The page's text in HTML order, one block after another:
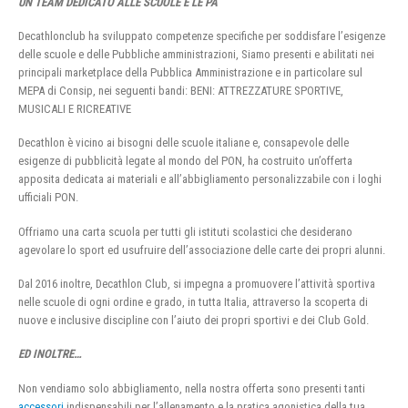
Decathlonclub ha sviluppato competenze specifiche per soddisfare l’esigenze
delle scuole e delle Pubbliche amministrazioni, Siamo presenti e abilitati nei
principali marketplace della Pubblica Amministrazione e in particolare sul
MEPA di Consip, nei seguenti bandi: BENI: ATTREZZATURE SPORTIVE,
MUSICALI E RICREATIVE
Decathlon è vicino ai bisogni delle scuole italiane e, consapevole delle
esigenze di pubblicità legate al mondo del PON, ha costruito un’offerta
apposita dedicata ai materiali e all’abbigliamento personalizzabile con i loghi
ufficiali PON.
Offriamo una carta scuola per tutti gli istituti scolastici che desiderano
agevolare lo sport ed usufruire dell’associazione delle carte dei propri alunni.
Dal 2016 inoltre, Decathlon Club, si impegna a promuovere l’attività sportiva
nelle scuole di ogni ordine e grado, in tutta Italia, attraverso la scoperta di
nuove e inclusive discipline con l’aiuto dei propri sportivi e dei Club Gold.
ED INOLTRE…
Non vendiamo solo abbigliamento, nella nostra offerta sono presenti tanti